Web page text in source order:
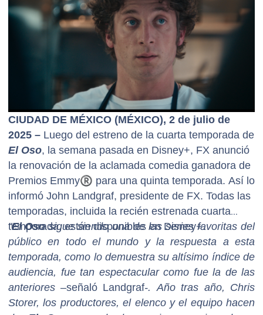
CIUDAD DE MÉXICO (MÉXICO), 2 de julio de
2025 – Luego del estreno de la cuarta temporada de
El Oso, la semana pasada en Disney+, FX anunció
la renovación de la aclamada comedia ganadora de
Premios Emmy® para una quinta temporada. Así lo
informó John Landgraf, presidente de FX. Todas las
temporadas, incluida la recién estrenada cuarta
temporada, están disponibles en Disney+.
"El Ososigue siendo una de las series favoritas del
público en todo el mundo y la respuesta a esta
temporada, como lo demuestra su altísimo índice de
audiencia, fue tan espectacular como fue la de las
anteriores –señaló Landgraf-. Año tras año, Chris
Storer, los productores, el elenco y el equipo hacen